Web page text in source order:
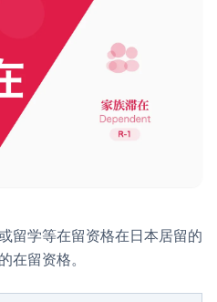
留学等在留资格在日本居留的
在留资格。